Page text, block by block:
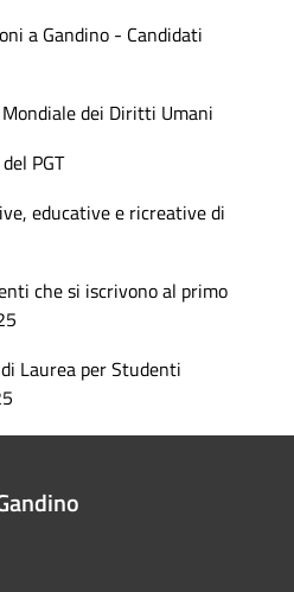
a Gandino - Candidati
dei Diritti Umani
PGT
educative e ricreative di
che si iscrivono al primo
Laurea per Studenti